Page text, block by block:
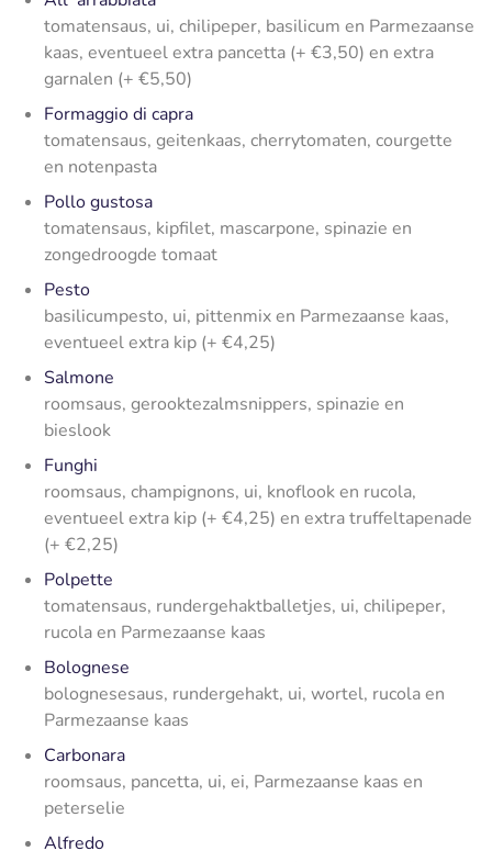
tomatensaus, ui, chilipeper, basilicum en Parmezaanse
kaas, eventueel extra pancetta (+ €3,50) en extra
garnalen (+ €5,50)
Formaggio di capra
tomatensaus, geitenkaas, cherrytomaten, courgette
en notenpasta
Pollo gustosa
tomatensaus, kipfilet, mascarpone, spinazie en
zongedroogde tomaat
Pesto
basilicumpesto, ui, pittenmix en Parmezaanse kaas,
eventueel extra kip (+ €4,25)
Salmone
roomsaus, gerooktezalmsnippers, spinazie en
bieslook
Funghi
roomsaus, champignons, ui, knoflook en rucola,
eventueel extra kip (+ €4,25) en extra truffeltapenade
(+ €2,25)
Polpette
tomatensaus, rundergehaktballetjes, ui, chilipeper,
rucola en Parmezaanse kaas
Bolognese
bolognesesaus, rundergehakt, ui, wortel, rucola en
Parmezaanse kaas
Carbonara
roomsaus, pancetta, ui, ei, Parmezaanse kaas en
peterselie
Alfredo